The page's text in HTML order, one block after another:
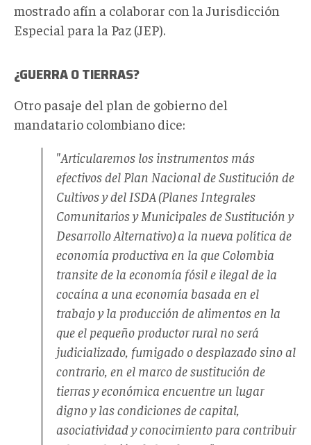
mostrado afín a colaborar con la Jurisdicción
Especial para la Paz (JEP).
¿GUERRA O TIERRAS?
Otro pasaje del plan de gobierno del
mandatario colombiano dice:
"Articularemos los instrumentos más
efectivos del Plan Nacional de Sustitución de
Cultivos y del ISDA (Planes Integrales
Comunitarios y Municipales de Sustitución y
Desarrollo Alternativo) a la nueva política de
economía productiva en la que Colombia
transite de la economía fósil e ilegal de la
cocaína a una economía basada en el
trabajo y la producción de alimentos en la
que el pequeño productor rural no será
judicializado, fumigado o desplazado sino al
contrario, en el marco de sustitución de
tierras y económica encuentre un lugar
digno y las condiciones de capital,
asociatividad y conocimiento para contribuir